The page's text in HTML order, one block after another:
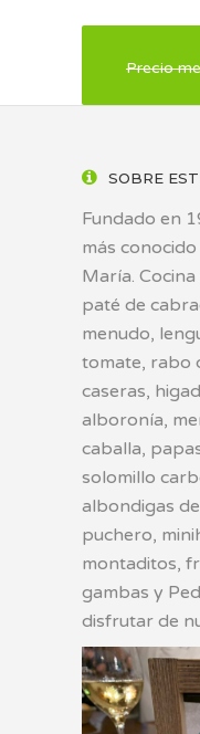
Precio
SOBRE
Fundado en
más
María.
paté de
menudo,
tomate, rabo
caseras,
alboronía,
caballa,
solomillo
albondigas
puchero,
montaditos,
gambas y
disfrutar de